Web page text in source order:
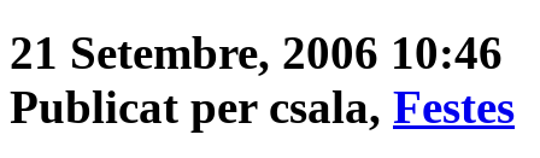
21 Setembre, 2006 10:46
Publicat per csala, Festes